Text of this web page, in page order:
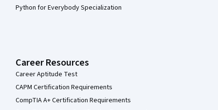
Python for Everybody Specialization
Career Resources
Career Aptitude Test
CAPM Certification Requirements
CompTIA A+ Certification Requirements